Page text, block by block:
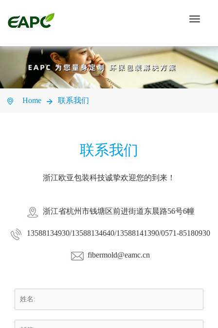
Toggle
Home 联系我们
联系我们
浙江欧亚包装科技诚挚欢迎您的到来！
浙江省杭州市钱塘区前进街道东晨路56号6幢
13588134930/13588134640/13588141390/0571-85180930
fibermold@eamc.cn